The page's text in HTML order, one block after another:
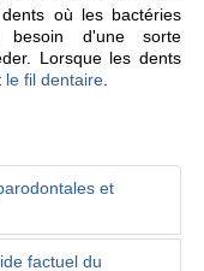
où les bactéries
d'une sorte
Lorsque les dents
le fil dentaire
et
factuel du